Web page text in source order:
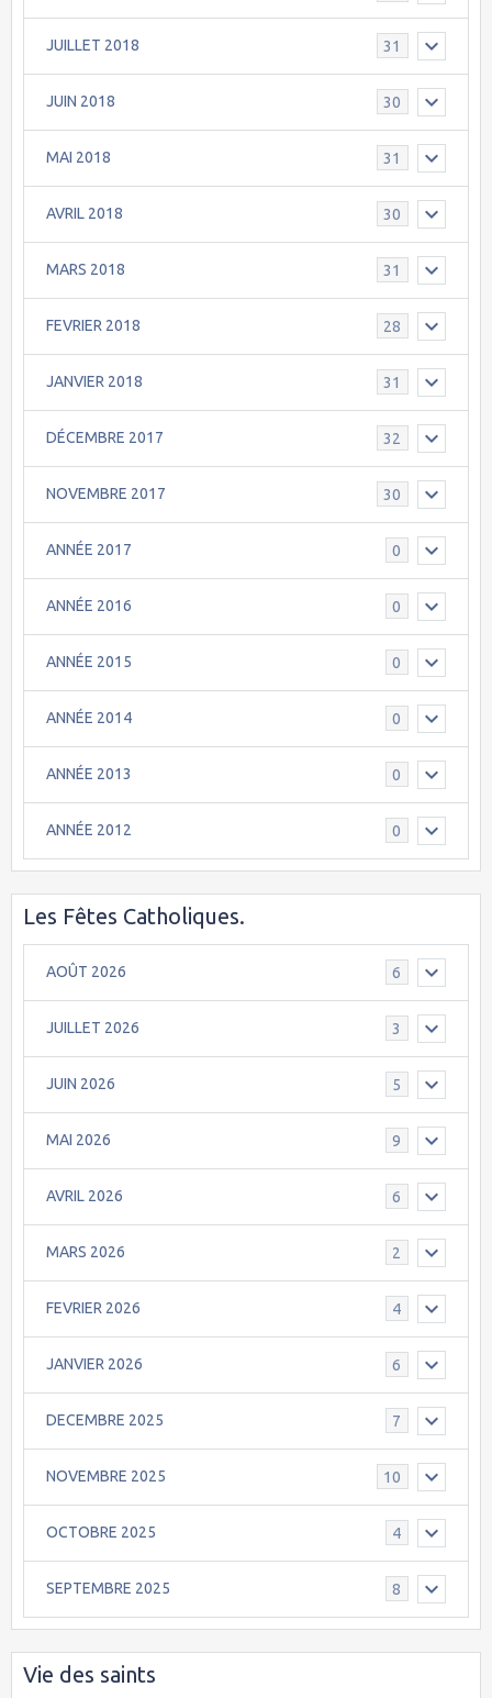
JUILLET 2018 31
JUIN 2018 30
MAI 2018 31
AVRIL 2018 30
MARS 2018 31
FEVRIER 2018 28
JANVIER 2018 31
DÉCEMBRE 2017 32
NOVEMBRE 2017 30
ANNÉE 2017 0
ANNÉE 2016 0
ANNÉE 2015 0
ANNÉE 2014 0
ANNÉE 2013 0
ANNÉE 2012 0
Les Fêtes Catholiques.
AOÛT 2026 6
JUILLET 2026 3
JUIN 2026 5
MAI 2026 9
AVRIL 2026 6
MARS 2026 2
FEVRIER 2026 4
JANVIER 2026 6
DECEMBRE 2025 7
NOVEMBRE 2025 10
OCTOBRE 2025 4
SEPTEMBRE 2025 8
Vie des saints